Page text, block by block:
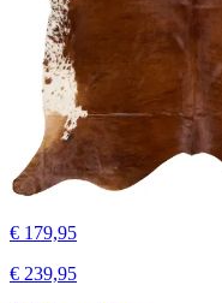
€ 179,95
€ 239,95